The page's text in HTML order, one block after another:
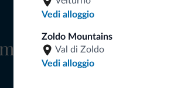
Vedi alloggio
Zoldo Mountains
Val di Zoldo
Vedi alloggio